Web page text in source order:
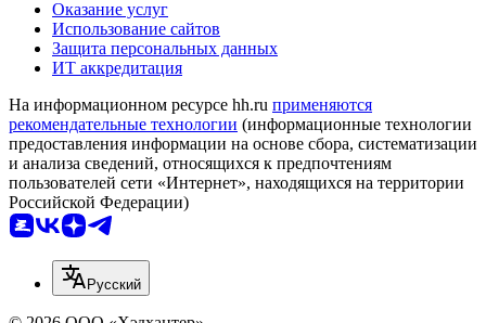
Оказание услуг
Использование сайтов
Защита персональных данных
ИТ аккредитация
На информационном ресурсе hh.ru применяются
рекомендательные технологии (информационные технологии
предоставления информации на основе сбора, систематизации
и анализа сведений, относящихся к предпочтениям
пользователей сети «Интернет», находящихся на территории
Российской Федерации)
Русский